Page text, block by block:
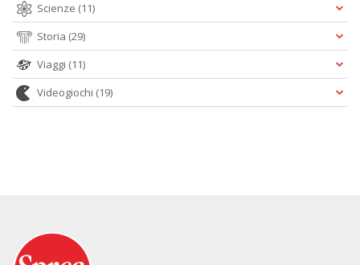
Scienze (11)
Storia (29)
Viaggi (11)
Videogiochi (19)